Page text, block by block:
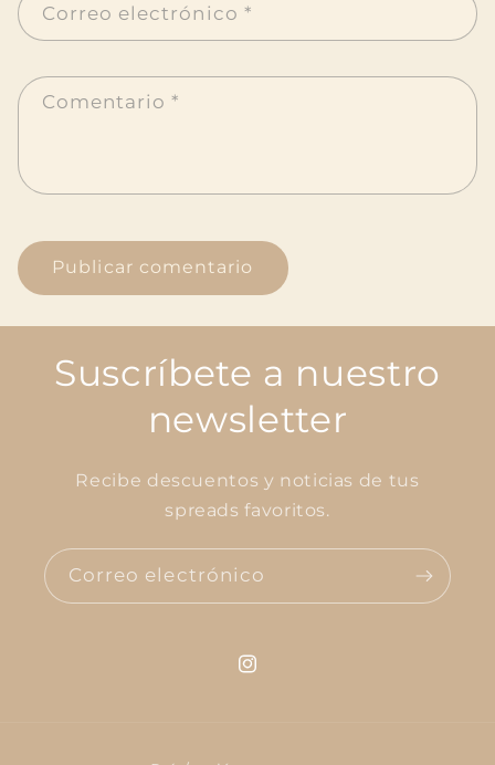
Correo electrónico *
Comentario*
Suscríbete a nuestro
newsletter
Recibe descuentos y noticias de tus
spreads favoritos.
Correo electrónico
Instagram